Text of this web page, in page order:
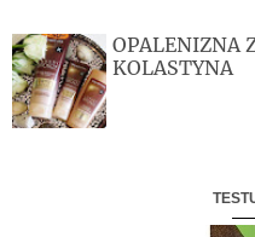
OPALENIZNA
KOLASTYNA